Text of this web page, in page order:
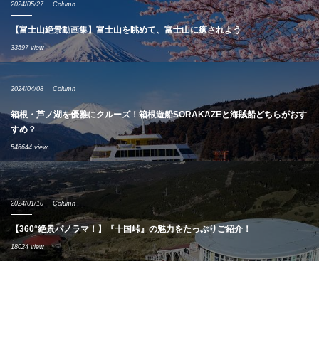
2024/05/27 Column
【富士山絶景動画集】富士山を眺めて、富士山に癒されよう
33597 view
2024/04/08 Column
箱根・芦ノ湖を優雅にクルーズ！箱根遊船SORAKAZEと海賊船どちらがおす
すめ？
546644 view
2024/01/10 Column
【360°絶景パノラマ！】『十国峠』の魅力をたっぷりご紹介！
18024 view